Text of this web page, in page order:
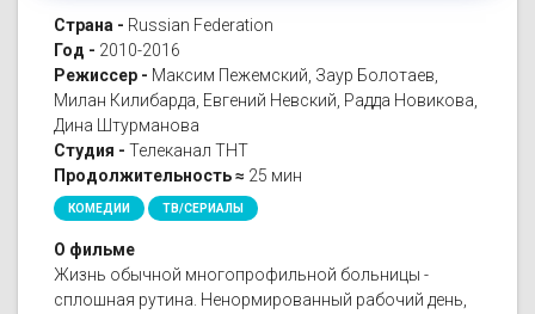
Страна - Russian Federation
Год - 2010-2016
Режиссер - Максим Пежемский, Заур Болотаев,
Милан Килибарда, Евгений Невский, Радда Новикова,
Дина Штурманова
Студия - Телеканал ТНТ
Продолжительность ≈ 25 мин
КОМЕДИИ ТВ/СЕРИАЛЫ
О фильме
Жизнь обычной многопрофильной больницы -
сплошная рутина. Ненормированный рабочий день,